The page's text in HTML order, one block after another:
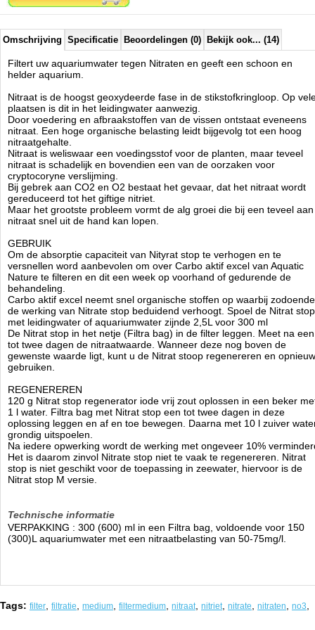
Het is daarom zinvol Nitrate stop niet te vaak te regenereren. Nitrat
Nitrat stop M versie.
Technische informatie
VERPAKKING : 300 (600) ml in een Filtra bag, voldoende voor 150
(300)L aquariumwater met een nitraatbelasting van 50-75mg/l.
Aquatic Nature
Manufactured by:Aquatic Nature
Model:AN-07570
Product ID:5413946075707
4.4200 16.95 16.95 Available from:Aquariumonderdelen.nl 2026-08-17
OrderNew
Omschrijving Specificatie Beoordelingen (0) Bekijk ook... (14)
Filtert uw aquariumwater tegen Nitraten en geeft een schoon en
helder aquarium.
Nitraat is de hoogst geoxydeerde fase in de stikstofkringloop. Op
plaatsen is dit in het leidingwater aanwezig.
Door voedering en afbraakstoffen van de vissen ontstaat eveneens
nitraat. Een hoge organische belasting leidt bijgevolg tot een hoog
nitraatgehalte.
Nitraat is weliswaar een voedingsstof voor de planten, maar teveel
nitraat is schadelijk en bovendien een van de oorzaken voor
cryptocoryne verslijming.
Bij gebrek aan CO2 en O2 bestaat het gevaar, dat het nitraat wordt
gereduceerd tot het giftige nitriet.
Maar het grootste probleem vormt de alg groei die bij een teveel aan
nitraat snel uit de hand kan lopen.
GEBRUIK
Om de absorptie capaciteit van Nityrat stop te verhogen en te
versnellen word aanbevolen om over Carbo aktif excel van Aquatic
Nature te filteren en dit een week op voorhand of gedurende de
behandeling.
Carbo aktif excel neemt snel organische stoffen op waarbij zodoende
de werking van Nitrate stop beduidend verhoogt. Spoel de Nitrat stop
met leidingwater of aquariumwater zijnde 2,5L voor 300 ml
De Nitrat stop in het netje (Filtra bag) in de filter leggen. Meet na een
tot twee dagen de nitraatwaarde. Wanneer deze nog boven de
gewenste waarde ligt, kunt u de Nitrat stoop regenereren en opnieuw
gebruiken.
REGENEREREN
120 g Nitrat stop regenerator iode vrij zout oplossen in een beker
1 l water. Filtra bag met Nitrat stop een tot twee dagen in deze
oplossing leggen en af en toe bewegen. Daarna met 10 l zuiver
grondig uitspoelen.
Na iedere opwerking wordt de werking met ongeveer 10%
Het is daarom zinvol Nitrate stop niet te vaak te regenereren. Nitrat
stop is niet geschikt voor de toepassing in zeewater, hiervoor is de
Nitrat stop M versie.
Technische informatie
VERPAKKING : 300 (600) ml in een Filtra bag, voldoende voor 150
(300)L aquariumwater met een nitraatbelasting van 50-75mg/l.
Tags: filter filtratie medium filtermedium nitraat nitriet nitrate nitraten no3